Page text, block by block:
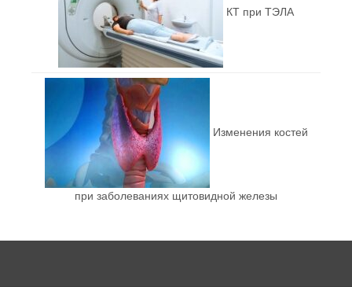
КТ при ТЭЛА
Изменения костей
при заболеваниях щитовидной железы